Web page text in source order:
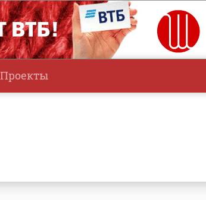
Проекты